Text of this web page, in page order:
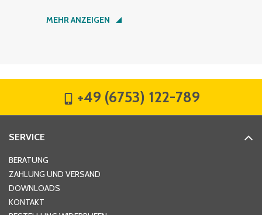
Nachname*
Hausnummer
MEHR ANZEIGEN
+49 (6753) 122-789
SERVICE
BERATUNG
ZAHLUNG UND VERSAND
DOWNLOADS
KONTAKT